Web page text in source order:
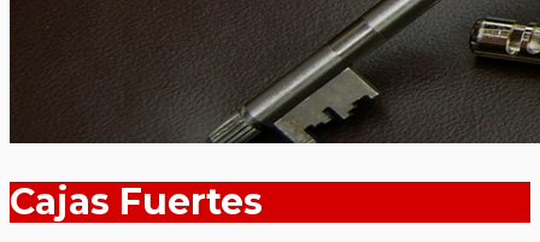
Cajas Fuertes